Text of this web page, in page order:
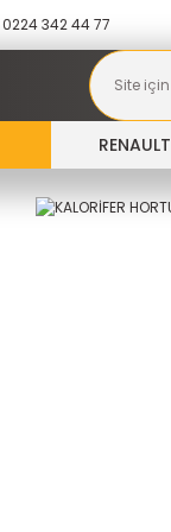
0224 342 44 77
RENAULT